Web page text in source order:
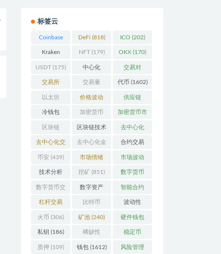
标签云
Coinbase
(206)
DeFi (818) ICO (202)
Kraken
(104)
NFT(179) OKX (170)
USDT (175) 中心化
(3923)
交易对
(359)
交易所
(2164)
交易量
(246)
代币 (1602)
以太坊
(742)
价格波动
(630)
供应链
(118)
冷钱包
(175)
加密货币
(5442)
加密货币市
场(701)
区块链
(4599)
区块链技术
(527)
去中心化
(4087)
去中心化交
易所 (196)
去中心化金
融(110)
合约交易
(182)
币安 (439) 市场情绪
(337)
市场波动
(279)
技术分析
(148)
挖矿 (851) 数字货币
(8679)
数字货币交
易(150)
数字资产
(286)
智能合约
(532)
杠杆交易
(231)
比特币
(2378)
波动性
(352)
火币 (306) 矿池 (240) 硬件钱包
(170)
私钥 (186) 稀缺性
(193)
稳定币
(112)
质押 (109) 钱包(1612) 风险管理